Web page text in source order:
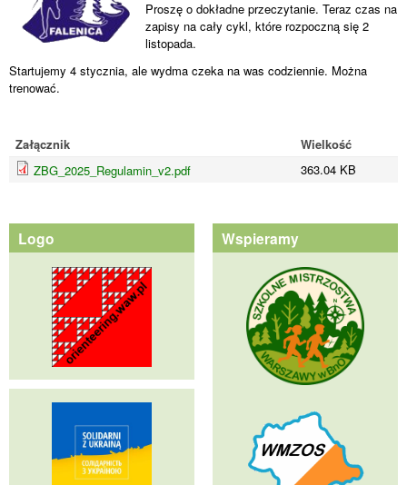
Proszę o dokładne przeczytanie. Teraz czas na
zapisy na cały cykl, które rozpoczną się 2
listopada.
Startujemy 4 stycznia, ale wydma czeka na was codziennie. Można
trenować.
Załącznik
Wielkość
ZBG_2025_Regulamin_v2.pdf
363.04 KB
Logo Wspieramy